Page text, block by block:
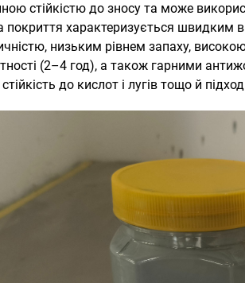
стійкістю до зносу та може
покриття характеризується швидким
низьким рівнем запаху,
(2–4 год), а також гарними
до кислот і лугів тощо й